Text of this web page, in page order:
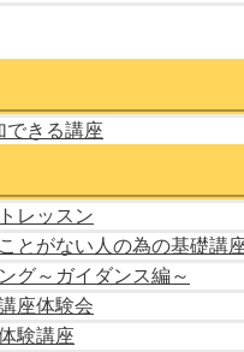
できる講座
レッスン
とがない人の為の基礎講
グ～ガイダンス編～
座体験会
験講座